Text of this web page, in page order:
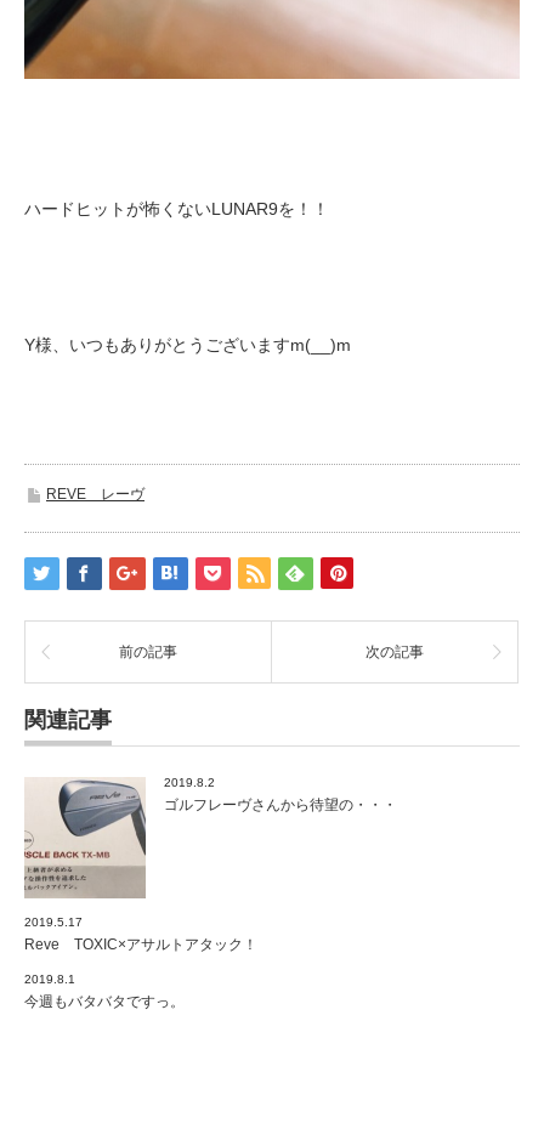
ハードヒットが怖くないLUNAR9を！！
Y様、いつもありがとうございますm(__)m
REVE レーヴ
前の記事 次の記事
関連記事
2019.8.2
ゴルフレーヴさんから待望の・・・
2019.5.17
Reve TOXIC×アサルトアタック！
2019.8.1
今週もバタバタですっ。